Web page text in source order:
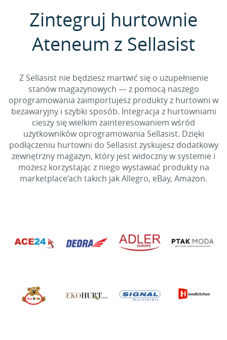
Zintegruj hurtownie
Ateneum z Sellasist
Z Sellasist nie będziesz martwić się o uzupełnienie
stanów magazynowych — z pomocą naszego
oprogramowania zaimportujesz produkty z hurtowni w
bezawaryjny i szybki sposób. Integracja z hurtowniami
cieszy się wielkim zainteresowaniem wśród
użytkowników oprogramowania Sellasist. Dzięki
podłączeniu hurtowni do Sellasist zyskujesz dodatkowy
zewnętrzny magazyn, który jest widoczny w systemie i
możesz korzystając z niego wystawiać produkty na
marketplace’ach takich jak Allegro, eBay, Amazon.